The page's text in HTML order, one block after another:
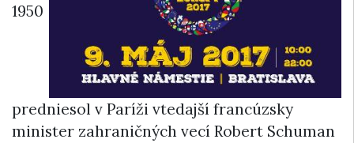
1950
predniesol v Paríži vtedajší francúzsky
minister zahraničných vecí Robert Schuman